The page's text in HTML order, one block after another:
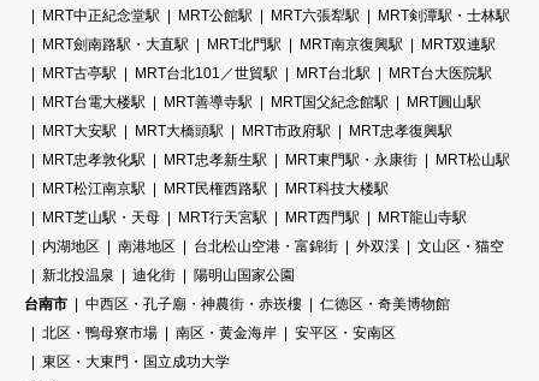
MRT中正紀念堂駅
MRT公館駅 MRT六張犁駅
MRT剣潭駅・士林駅
MRT劍南路駅・大直駅
MRT北門駅 MRT南京復興駅
MRT双連駅
MRT古亭駅
MRT台北101／世貿駅 MRT台北駅
MRT台大医院駅
MRT台電大楼駅
MRT善導寺駅 MRT国父紀念館駅
MRT圓山駅
MRT大安駅
MRT大橋頭駅 MRT市政府駅
MRT忠孝復興駅
MRT忠孝敦化駅
MRT忠孝新生駅 MRT東門駅・永康街
MRT松山駅
MRT松江南京駅
MRT民権西路駅
MRT科技大楼駅
MRT芝山駅・天母
MRT行天宮駅 MRT西門駅
MRT龍山寺駅
内湖地区
南港地区 台北松山空港・富錦街 外双渓
文山区・猫空
新北投温泉
迪化街
陽明山国家公園
台南市
中西区・孔子廟・神農街・赤崁樓
仁徳区・奇美博物館
北区・鴨母寮市場
南区・黄金海岸
安平区・安南区
東区・大東門・国立成功大学